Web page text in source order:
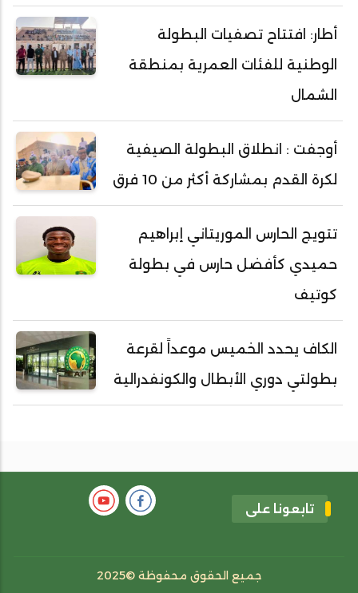
أطار: افتتاح تصفيات البطولة
الوطنية للفئات العمرية بمنطقة
الشمال
أوجفت : انطلاق البطولة الصيفية
لكرة القدم بمشاركة أكثر من 10 فرق
تتويج الحارس الموريتاني إبراهيم
حميدي كأفضل حارس في بطولة
كوتيف
الكاف يحدد الخميس موعداً لقرعة
بطولتي دوري الأبطال والكونفدرالية
تابعونا على
جميع الحقوق محفوظة ©2025